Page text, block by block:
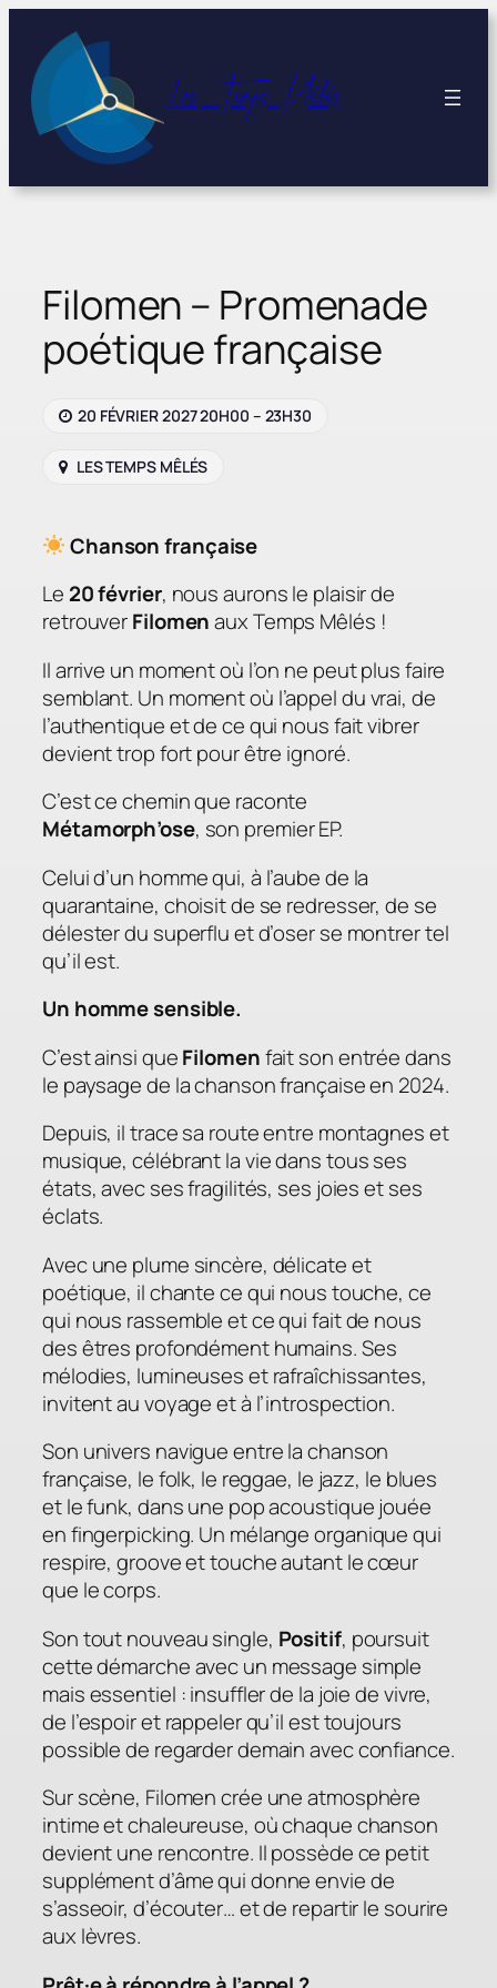
contenu
Les Temps Mêlés
Filomen – Promenade
poétique française
20 FÉVRIER 2027 20H00 – 23H30
LES TEMPS MÊLÉS
Chanson française
Le 20 février, nous aurons le plaisir de
retrouverFilomenaux Temps Mêlés !
Il arrive un moment où l’on ne peut plus faire
semblant. Un moment où l’appel du vrai, de
l’authentique et de ce qui nous fait vibrer
devient trop fort pour être ignoré.
C’est ce chemin que raconte
Métamorph’ose, son premier EP.
Celui d’un homme qui, à l’aube de la
quarantaine, choisit de se redresser, de se
délester du superflu et d’oser se montrer tel
qu’il est.
Un homme sensible.
C’est ainsi queFilomenfait son entrée dans
le paysage de la chanson française en 2024.
Depuis, il trace sa route entre montagnes et
musique, célébrant la vie dans tous ses
états, avec ses fragilités, ses joies et ses
éclats.
Avec une plume sincère, délicate et
poétique, il chante ce qui nous touche, ce
qui nous rassemble et ce qui fait de nous
des êtres profondément humains. Ses
mélodies, lumineuses et rafraîchissantes,
invitent au voyage et à l’introspection.
Son univers navigue entre la chanson
française, le folk, le reggae, le jazz, le blues
et le funk, dans une pop acoustique jouée
enfingerpicking. Un mélange organique qui
respire, groove et touche autant le cœur
que le corps.
Son tout nouveau single, Positif, poursuit
cette démarche avec un message simple
mais essentiel : insuffler de la joie de vivre,
de l’espoir et rappeler qu’il est toujours
possible de regarder demain avec confiance.
Sur scène, Filomen crée une atmosphère
intime et chaleureuse, où chaque chanson
devient une rencontre. Il possède ce petit
supplément d’âme qui donne envie de
s’asseoir, d’écouter… et de repartir le sourire
aux lèvres.